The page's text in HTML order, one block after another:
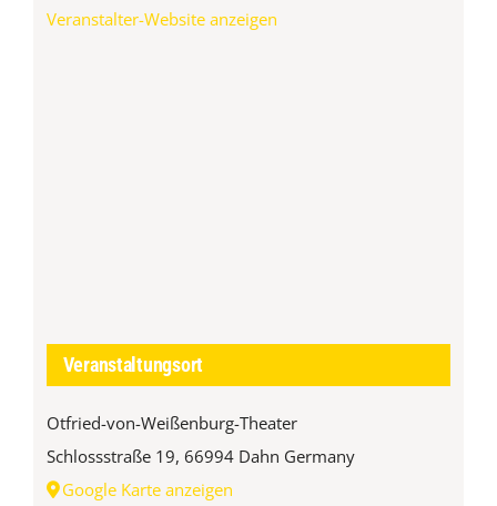
Veranstalter-Website anzeigen
Veranstaltungsort
Otfried-von-Weißenburg-Theater
Schlossstraße 19, 66994 Dahn Germany
Google Karte anzeigen